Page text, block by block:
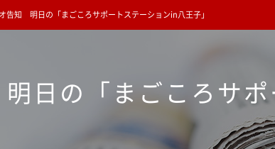
告知 明日の「まごころサポートステーションin八王子」
日の「まごころサ